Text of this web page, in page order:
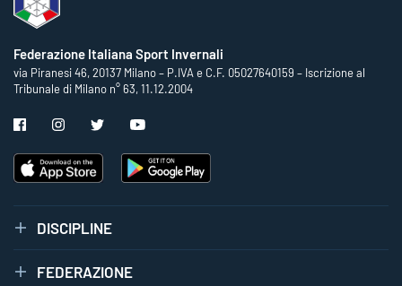
Federazione Italiana Sport Invernali
via Piranesi 46, 20137 Milano – P.IVA e C.F. 05027640159 – Iscrizione al
Tribunale di Milano n° 63, 11.12.2004
DISCIPLINE
FEDERAZIONE